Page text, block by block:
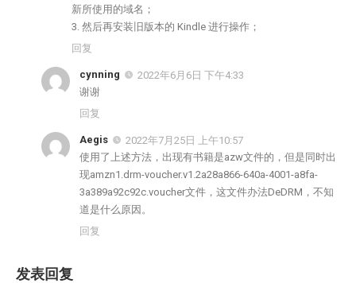
新所使用的域名；
3. 然后再安装旧版本的 Kindle 进行操作；
回复
cynning
2022年6月6日 下午4:33
谢谢
回复
Aegis
2022年7月25日 上午10:57
使用了上述方法，出现有书籍是azw文件的，但是同时出
现amzn1.drm-voucher.v1.2a28a866-640a-4001-a8fa-
3a389a92c92c.voucher文件，这文件办法DeDRM，不知
道是什么原因。
回复
发表回复